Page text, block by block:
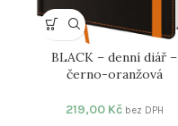
BLACK – denní diář –
černo-oranžová
219,00 Kč bez DPH